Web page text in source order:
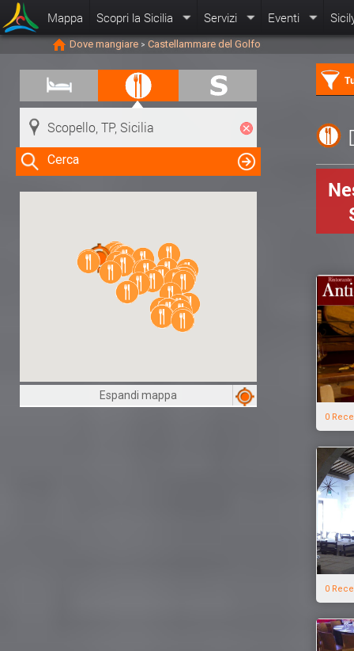
Mappa Scopri la Sicilia Servizi Eventi
Dove mangiare > Castellammare del Golfo
Cerca
Clicca su una risorsa nella mappa
per visualizzare le informazioni
Espandi mappa
0
0